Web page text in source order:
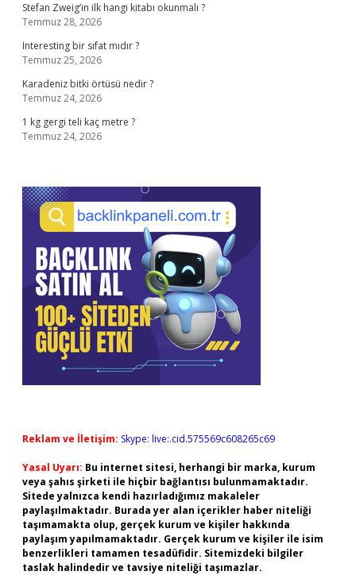
Stefan Zweig’in ilk hangi kitabı okunmalı ?
Temmuz 28, 2026
Interesting bir sıfat mıdır ?
Temmuz 25, 2026
Karadeniz bitki örtüsü nedir ?
Temmuz 24, 2026
1 kg gergi teli kaç metre ?
Temmuz 24, 2026
Reklam ve İletişim: Skype: live:.cid.575569c608265c69
Yasal Uyarı: Bu internet sitesi, herhangi bir marka, kurum
veya şahıs şirketi ile hiçbir bağlantısı bulunmamaktadır.
Sitede yalnızca kendi hazırladığımız makaleler
paylaşılmaktadır. Burada yer alan içerikler haber niteliği
taşımamakta olup, gerçek kurum ve kişiler hakkında
paylaşım yapılmamaktadır. Gerçek kurum ve kişiler ile isim
benzerlikleri tamamen tesadüfidir. Sitemizdeki bilgiler
taslak halindedir ve tavsiye niteliği taşımazlar.